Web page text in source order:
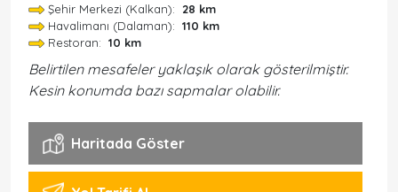
Şehir Merkezi (Kalkan): 28 km
Havalimanı (Dalaman): 110 km
Restoran: 10 km
Belirtilen mesafeler yaklaşık olarak gösterilmiştir.
Kesin konumda bazı sapmalar olabilir.
Haritada Göster